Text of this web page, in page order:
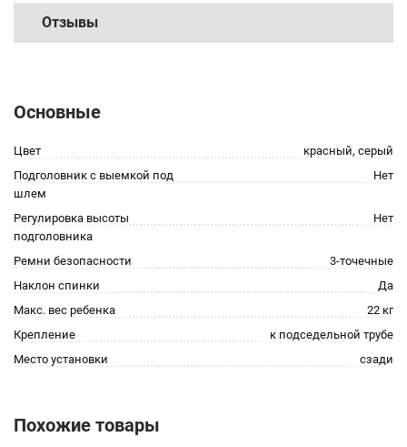
Отзывы
Основные
Цвет
красный, серый
Подголовник с выемкой под
шлем
Нет
Регулировка высоты
подголовника
Нет
Ремни безопасности
3-точечные
Наклон спинки
Да
Макс. вес ребенка
22 кг
Крепление
к подседельной трубе
Место установки
сзади
Похожие товары